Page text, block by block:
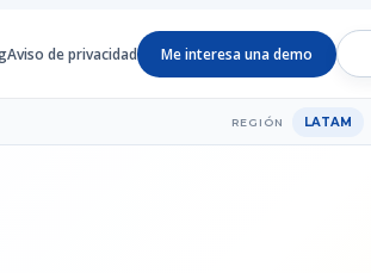
Aviso de privacidad Me interesa una demo
REGIÓN LATAM